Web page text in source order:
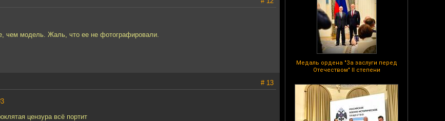
Медаль ордена "За заслуги перед
Отечеством" II степени
чем модель. Жаль, что ее не фотографировали.
# 13
цензура всё портит